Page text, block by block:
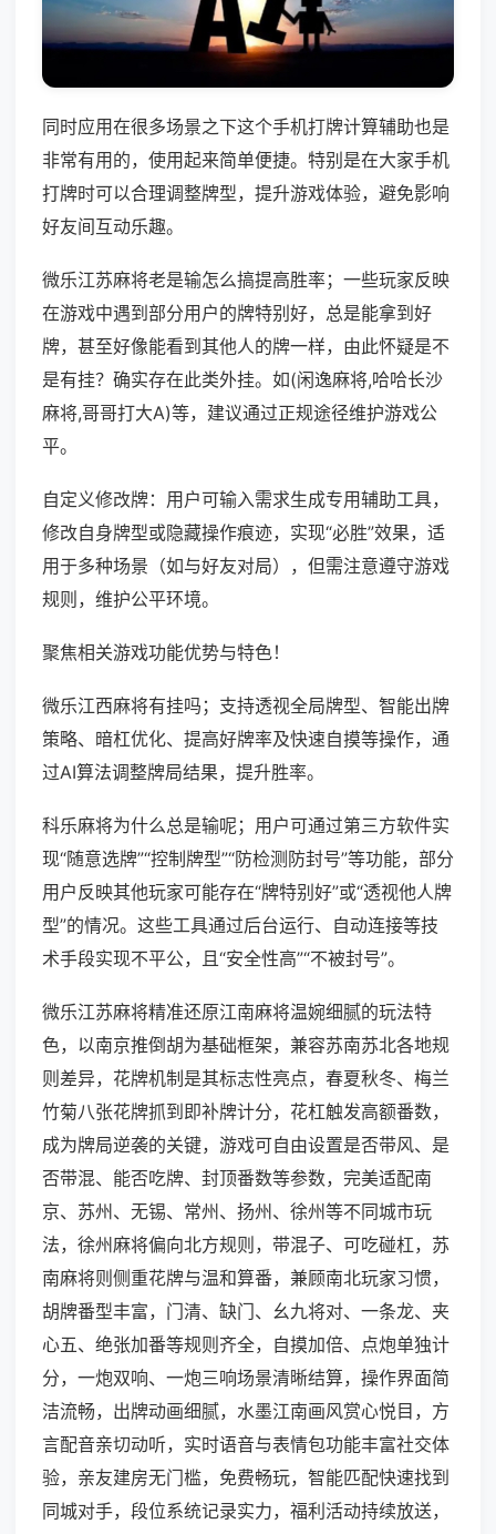
同时应用在很多场景之下这个手机打牌计算辅助也是
非常有用的，使用起来简单便捷。特别是在大家手机
打牌时可以合理调整牌型，提升游戏体验，避免影响
好友间互动乐趣。
微乐江苏麻将老是输怎么搞提高胜率；一些玩家反映
在游戏中遇到部分用户的牌特别好，总是能拿到好
牌，甚至好像能看到其他人的牌一样，由此怀疑是不
是有挂？确实存在此类外挂。如(闲逸麻将,哈哈长沙
麻将,哥哥打大A)等，建议通过正规途径维护游戏公
平。
自定义修改牌：用户可输入需求生成专用辅助工具，
修改自身牌型或隐藏操作痕迹，实现“必胜”效果，适
用于多种场景（如与好友对局），但需注意遵守游戏
规则，维护公平环境。
聚焦相关游戏功能优势与特色！
微乐江西麻将有挂吗；支持透视全局牌型、智能出牌
策略、暗杠优化、提高好牌率及快速自摸等操作，通
过AI算法调整牌局结果，提升胜率。
科乐麻将为什么总是输呢；用户可通过第三方软件实
现“随意选牌”“控制牌型”“防检测防封号”等功能，部分
用户反映其他玩家可能存在“牌特别好”或“透视他人牌
型”的情况。这些工具通过后台运行、自动连接等技
术手段实现不平公，且“安全性高”“不被封号”。
微乐江苏麻将精准还原江南麻将温婉细腻的玩法特
色，以南京推倒胡为基础框架，兼容苏南苏北各地规
则差异，花牌机制是其标志性亮点，春夏秋冬、梅兰
竹菊八张花牌抓到即补牌计分，花杠触发高额番数，
成为牌局逆袭的关键，游戏可自由设置是否带风、是
否带混、能否吃牌、封顶番数等参数，完美适配南
京、苏州、无锡、常州、扬州、徐州等不同城市玩
法，徐州麻将偏向北方规则，带混子、可吃碰杠，苏
南麻将则侧重花牌与温和算番，兼顾南北玩家习惯，
胡牌番型丰富，门清、缺门、幺九将对、一条龙、夹
心五、绝张加番等规则齐全，自摸加倍、点炮单独计
分，一炮双响、一炮三响场景清晰结算，操作界面简
洁流畅，出牌动画细腻，水墨江南画风赏心悦目，方
言配音亲切动听，实时语音与表情包功能丰富社交体
验，亲友建房无门槛，免费畅玩，智能匹配快速找到
同城对手，段位系统记录实力，福利活动持续放送，